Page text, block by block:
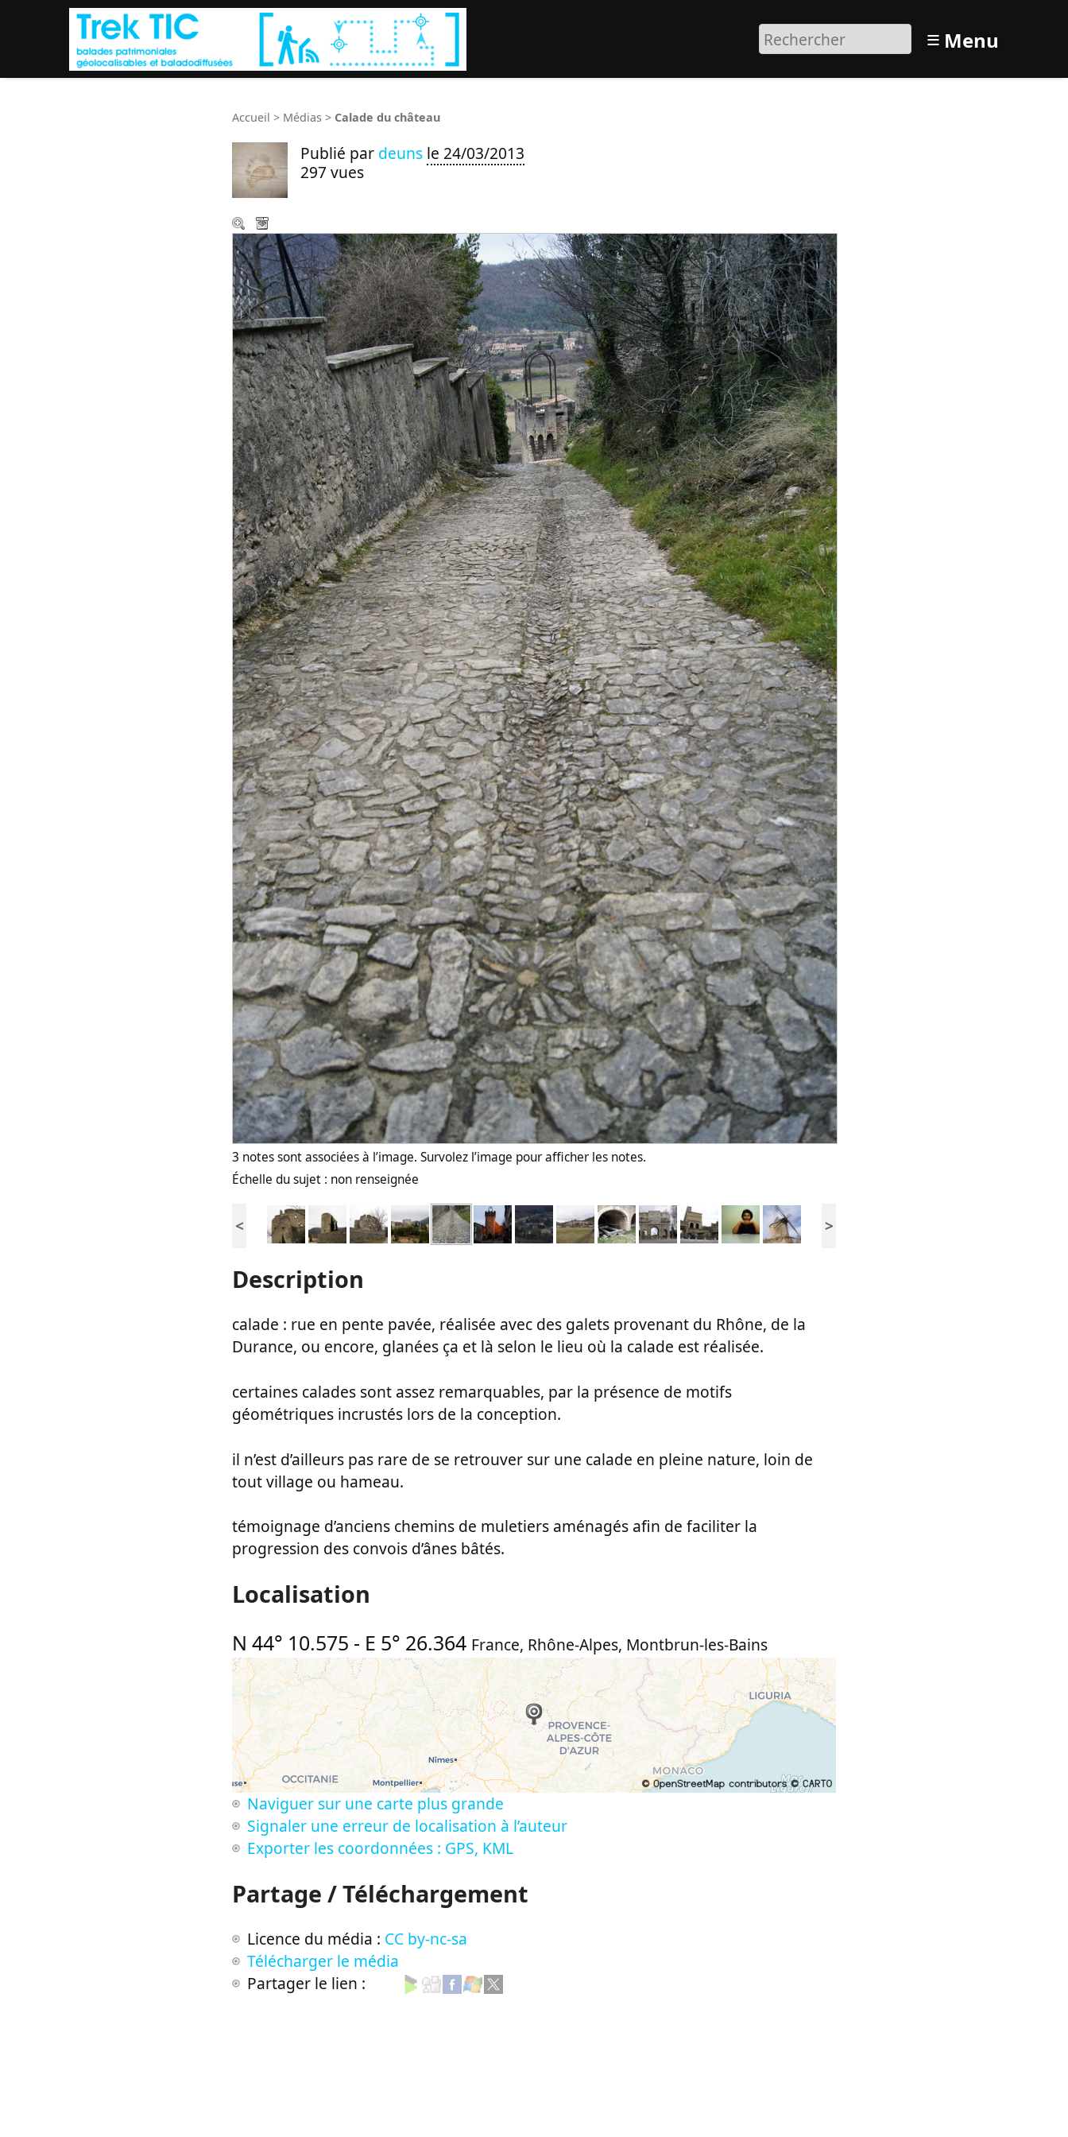
≡ Menu
Accueil > Médias > Calade du château
Publié par deuns le 24/03/2013
297 vues
3 notes sont associées à l’image. Survolez l’image pour afficher les notes.
Échelle du sujet : non renseignée
< >
Description
calade : rue en pente pavée, réalisée avec des galets provenant du Rhône, de la
Durance, ou encore, glanées ça et là selon le lieu où la calade est réalisée.
certaines calades sont assez remarquables, par la présence de motifs
géométriques incrustés lors de la conception.
il n’est d’ailleurs pas rare de se retrouver sur une calade en pleine nature, loin de
tout village ou hameau.
témoignage d’anciens chemins de muletiers aménagés afin de faciliter la
progression des convois d’ânes bâtés.
Localisation
N 44° 10.575 - E 5° 26.364 France, Rhône-Alpes, Montbrun-les-Bains
Naviguer sur une carte plus grande
Signaler une erreur de localisation à l’auteur
Exporter les coordonnées : GPS, KML
Partage / Téléchargement
Licence du média : CC by-nc-sa
Télécharger le média
Partager le lien :